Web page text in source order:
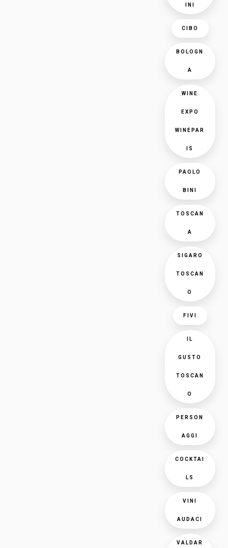
INI
CIBO
BOLOGN
A
WINE
EXPO
WINEPAR
IS
PAOLO
BINI
TOSCAN
A
SIGARO
TOSCAN
O
FIVI
IL
GUSTO
TOSCAN
O
PERSON
AGGI
COCKTAI
LS
VINI
AUDACI
VALDAR